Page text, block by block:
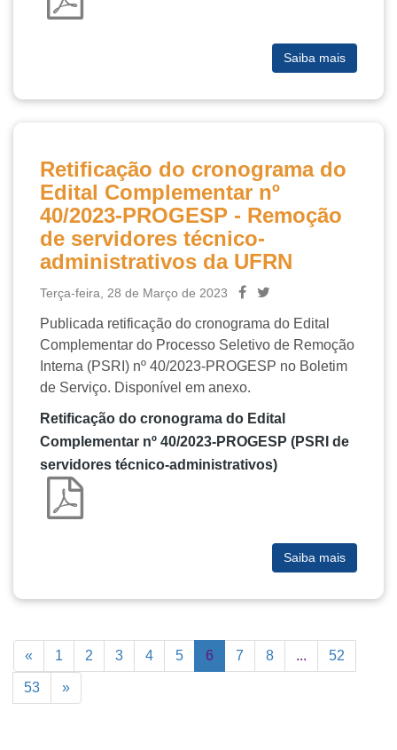
Saiba mais
Retificação do cronograma do
Edital Complementar nº
40/2023-PROGESP - Remoção
de servidores técnico-
administrativos da UFRN
Terça-feira, 28 de Março de 2023
Publicada retificação do cronograma do Edital
Complementar do Processo Seletivo de Remoção
Interna (PSRI) nº 40/2023-PROGESP no Boletim
de Serviço. Disponível em anexo.
Retificação do cronograma do Edital
Complementar nº 40/2023-PROGESP (PSRI de
servidores técnico-administrativos)
Saiba mais
« 1 2 3 4 5 6 7 8 ... 52
53 »